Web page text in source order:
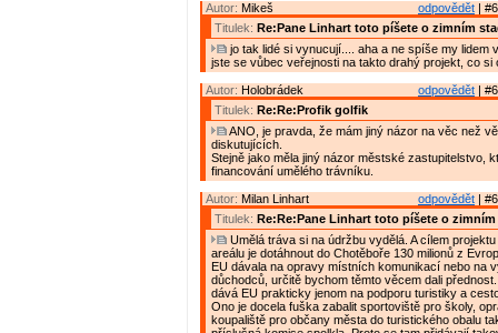
odpovědět |
Autor: Mikeš
Titulek: Re:Pane Linhart toto píšete o zimním
jo tak lidé si vynucují.... aha a ne spíše my lidem
jste se vůbec veřejnosti na takto drahý projekt, co si
odpovědět |
Autor: Holobrádek
Titulek: Re:Re:Profik golfik
ANO, je pravda, že mám jiný názor na věc než
diskutujících.
Stejně jako měla jiný názor městské zastupitelstvo,
financování umělého trávníku.
odpovědět |
Autor: Milan Linhart
Titulek: Re:Re:Pane Linhart toto píšete o
Umělá tráva si na údržbu vydělá. A cílem
areálu je dotáhnout do Chotěboře 130 milionů z
EU dávala na opravy místních komunikací nebo na
důchodců, určitě bychom těmto věcem dali
dává EU prakticky jenom na podporu turistiky a
Ono je docela fuška zabalit sportoviště pro školy,
koupaliště pro občany města do turistického obalu